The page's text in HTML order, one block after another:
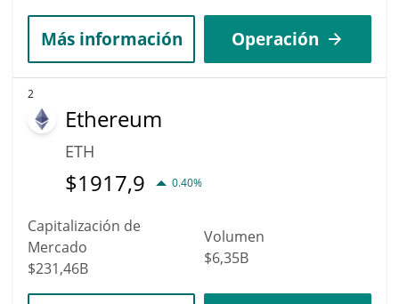
Más información Operación
2
Ethereum
ETH
$1917,9 0.40%
Capitalización de
Mercado
$231,46B
Volumen
$6,35B